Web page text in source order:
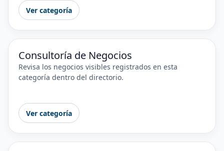
Ver categoría
Consultoría de Negocios
Revisa los negocios visibles registrados en esta
categoría dentro del directorio.
Ver categoría